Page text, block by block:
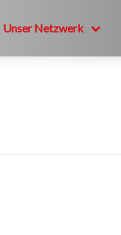
Unser Netzwerk